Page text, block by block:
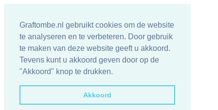
Graftombe.nl gebruikt cookies om de website
te analyseren en te verbeteren. Door gebruik
te maken van deze website geeft u akkoord.
Tevens kunt u akkoord geven door op de
"Akkoord" knop te drukken.
Akkoord